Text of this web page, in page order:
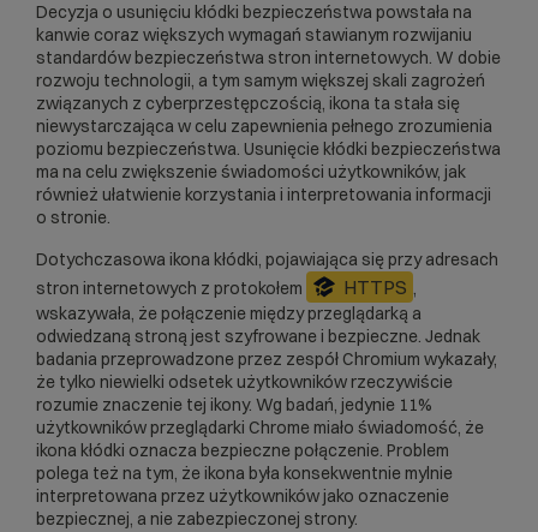
Decyzja o usunięciu kłódki bezpieczeństwa powstała na
kanwie coraz większych wymagań stawianym rozwijaniu
standardów bezpieczeństwa stron internetowych. W dobie
rozwoju technologii, a tym samym większej skali zagrożeń
związanych z cyberprzestępczością, ikona ta stała się
niewystarczająca w celu zapewnienia pełnego zrozumienia
poziomu bezpieczeństwa. Usunięcie kłódki bezpieczeństwa
ma na celu zwiększenie świadomości użytkowników, jak
również ułatwienie korzystania i interpretowania informacji
o stronie.
Dotychczasowa ikona kłódki, pojawiająca się przy adresach
stron internetowych z protokołem
HTTPS ,
wskazywała, że połączenie między przeglądarką a
odwiedzaną stroną jest szyfrowane i bezpieczne. Jednak
badania przeprowadzone przez zespół Chromium wykazały,
że tylko niewielki odsetek użytkowników rzeczywiście
rozumie znaczenie tej ikony. Wg badań, jedynie 11%
użytkowników przeglądarki Chrome miało świadomość, że
ikona kłódki oznacza bezpieczne połączenie. Problem
polega też na tym, że ikona była konsekwentnie mylnie
interpretowana przez użytkowników jako oznaczenie
bezpiecznej, a nie zabezpieczonej strony.